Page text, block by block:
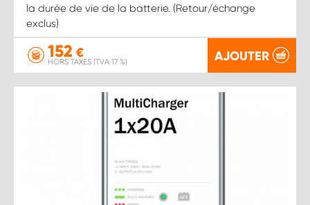
la durée de vie de la batterie. (Retour/échange
exclus)
152 €
HORS TAXES (TVA 17 %) AJOUTER